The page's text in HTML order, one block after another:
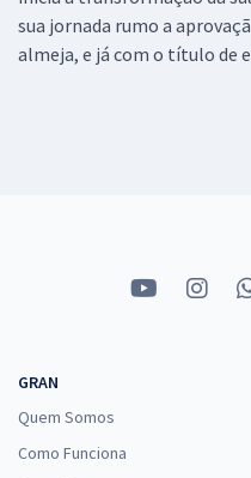
sua jornada rumo a
almeja, e já com o título de
GRAN
Quem Somos
Como Funciona